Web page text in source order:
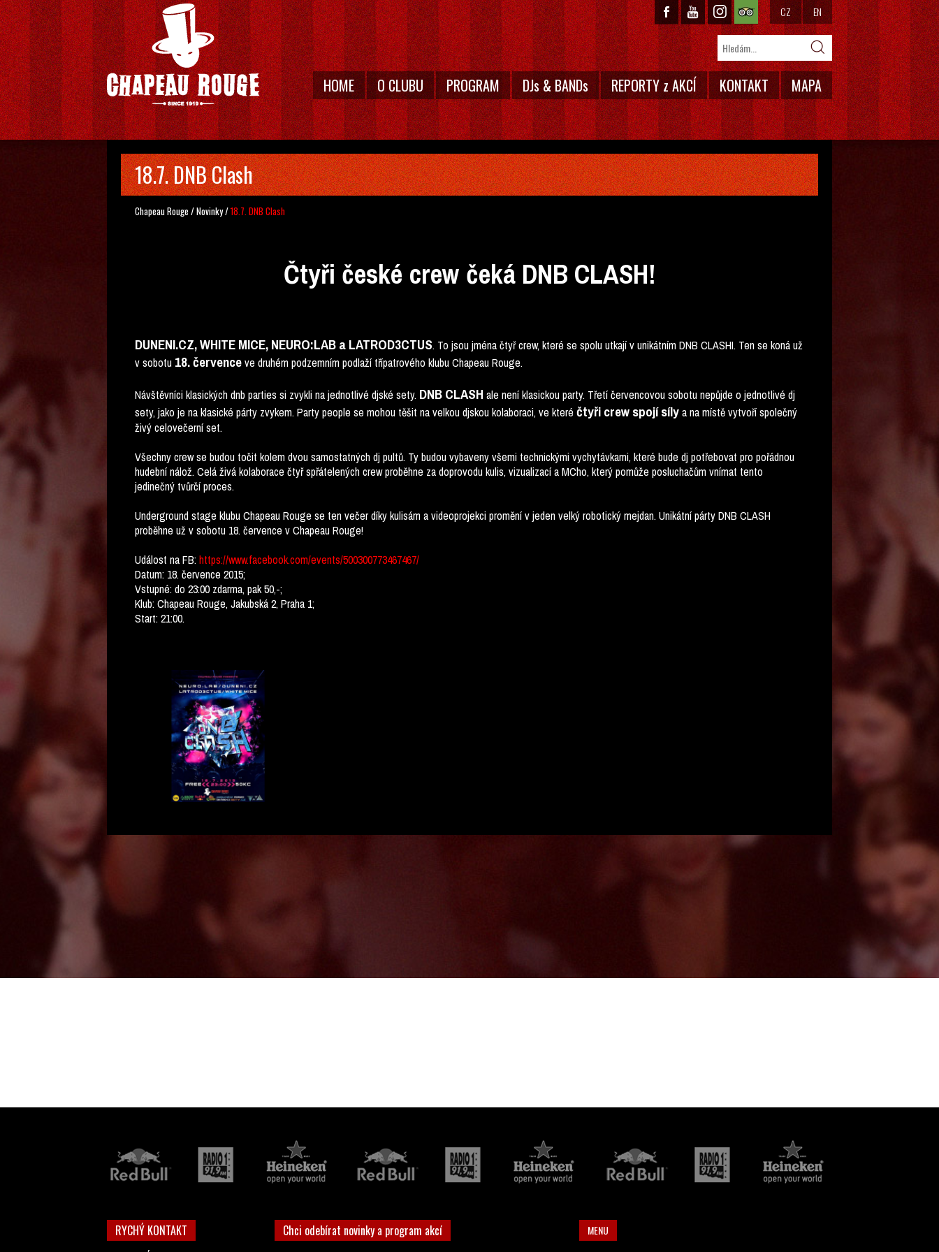
HOME O CLUBU PROGRAM DJs & BANDs REPORTY z AKCÍ KONTAKT MAPA
CZ EN
18.7. DNB Clash
Chapeau Rouge /Novinky/18.7. DNB Clash
Čtyři české crew čeká DNB CLASH!
DUNENI.CZ, WHITE MICE, NEURO:LAB a LATROD3CTUS. To jsou jména čtyř crew, které se spolu utkají v unikátním DNB CLASHI. Ten se koná už
v sobotu 18. červenceve druhém podzemním podlaží třípatrového klubu Chapeau Rouge.
Návštěvníci klasických dnb parties si zvykli na jednotlivé djské sety. DNB CLASH ale není klasickou party. Třetí červencovou sobotu nepůjde o jednotlivé dj
sety, jako je na klasické párty zvykem. Party people se mohou těšit na velkou djskou kolaboraci, ve které čtyři crew spojí sílya na místě vytvoří společný
živý celovečerní set.
Všechny crew se budou točit kolem dvou samostatných dj pultů. Ty budou vybaveny všemi technickými vychytávkami, které bude dj potřebovat pro pořádnou
hudební nálož. Celá živá kolaborace čtyř spřátelených crew proběhne za doprovodu kulis, vizualizací a MCho, který pomůže posluchačům vnímat tento
jedinečný tvůrčí proces.
Underground stage klubu Chapeau Rouge se ten večer díky kulisám a videoprojekci promění v jeden velký robotický mejdan. Unikátní párty DNB CLASH
proběhne už v sobotu 18. července v Chapeau Rouge!
Událost na FB:https://www.facebook.com/events/500300773467467/
Datum: 18. července 2015;
Vstupné: do 23:00 zdarma, pak 50,-;
Klub: Chapeau Rouge, Jakubská 2, Praha 1;
Start: 21:00.
RYCHÝ KONTAKT
Chci odebírat novinky a program akcí
MENU